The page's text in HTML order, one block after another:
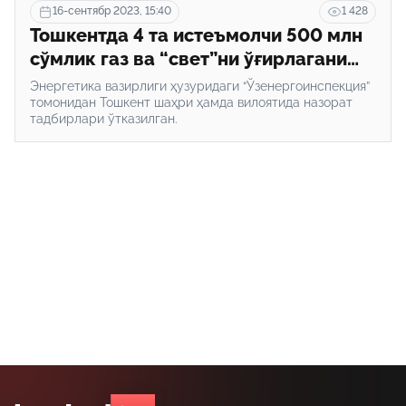
16-сентябр 2023, 15:40 1 428
Тошкентда 4 та истеъмолчи 500 млн
сўмлик газ ва “свет”ни ўғирлагани
аниқланди
Энергетика вазирлиги ҳузуридаги “Ўзенергоинспекция”
томонидан Тошкент шаҳри ҳамда вилоятида назорат
тадбирлари ўтказилган.